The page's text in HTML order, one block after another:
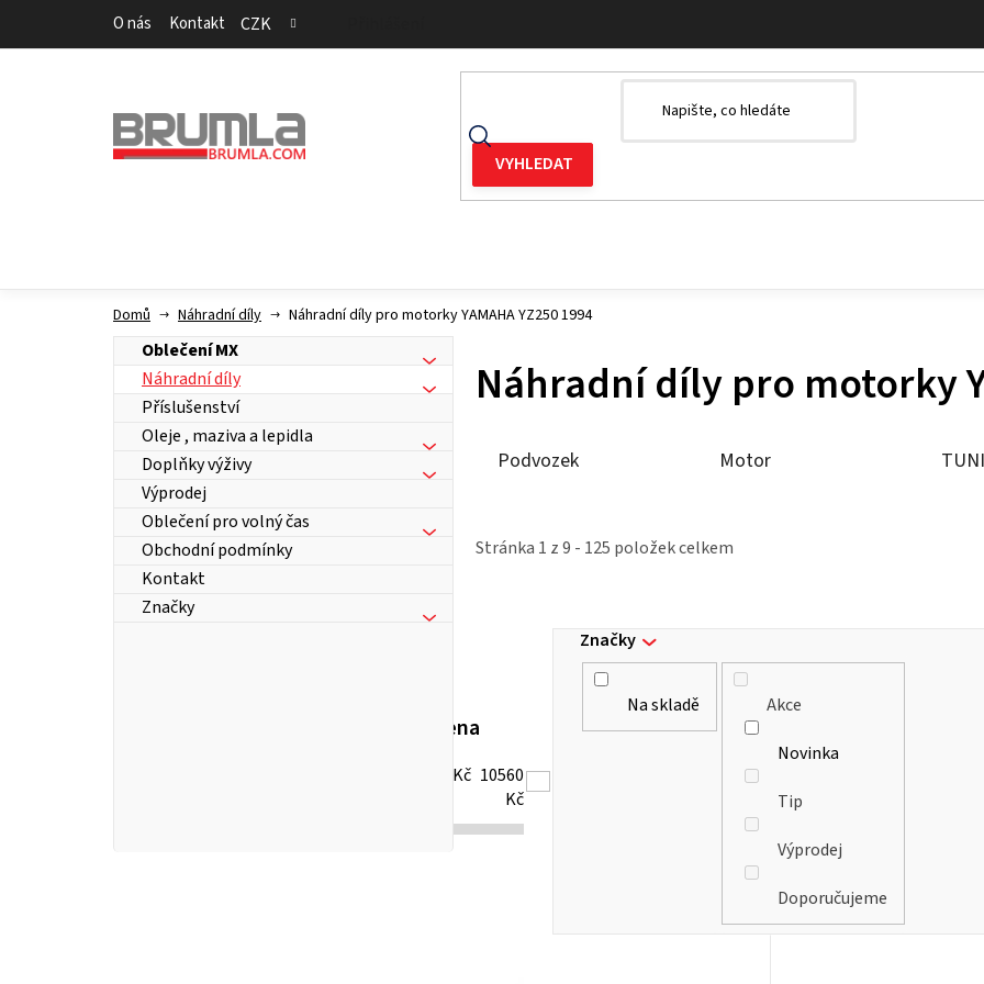
O nás Kontakt CZK
Domů Náhradní díly Náhradní díly pro motorky YAMAHA YZ250 1994
Oblečení MX
Náhradní díly
Příslušenství
Oleje , maziva a lepidla
Doplňky výživy
Výprodej
Oblečení pro volný čas
Obchodní podmínky
Kontakt
Značky
Náhradní díly pro motorky
Podvozek Motor
Stránka 1 z9 - 125 položek celkem
Cena
Kč 10560
Kč
Na skladě
Akce
Novinka
Tip
Výprodej
Doporučujeme
Značky